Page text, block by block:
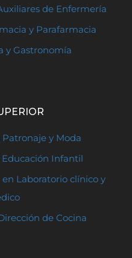
de Enfermería
y Parafarmacia
y Gastronomía
y Moda
Infantil
en Laboratorio clínico y
de Cocina